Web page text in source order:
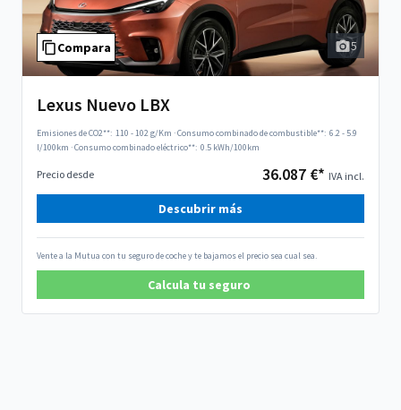
Compara 5
Lexus Nuevo LBX
Emisiones de CO2**: 110 - 102 g/Km ·Consumo combinado de combustible**: 6.2 - 5.9
l/100km ·Consumo combinado eléctrico**: 0.5 kWh/100km
Precio desde 36.087 €* IVA incl.
Descubrir más
Vente a la Mutua con tu seguro de coche y te bajamos el precio sea cual sea.
Calcula tu seguro